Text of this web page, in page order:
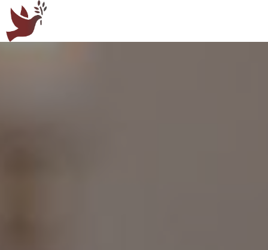
Panneau de gestion des cookies